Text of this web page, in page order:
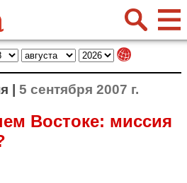
| 5 сентября 2007 г.
Востоке: миссия